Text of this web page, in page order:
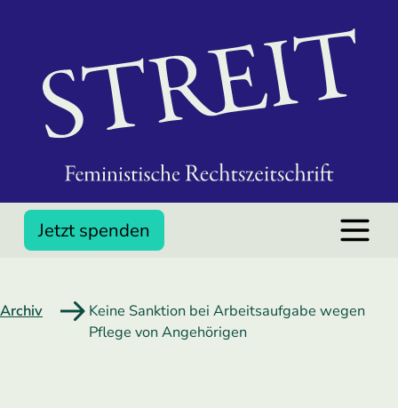
Jetzt spenden
Archiv
Keine Sanktion bei Arbeitsaufgabe wegen
Pflege von Angehörigen